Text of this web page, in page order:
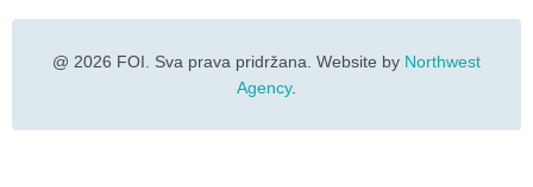
@ 2026 FOI. Sva prava pridržana. Website by Northwest
Agency.